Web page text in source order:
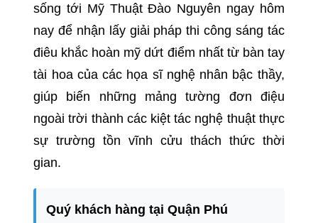
sống tới Mỹ Thuật Đào Nguyên ngay hôm
nay để nhận lấy giải pháp thi công sáng tác
điêu khắc hoàn mỹ dứt điểm nhất từ bàn tay
tài hoa của các họa sĩ nghệ nhân bậc thầy,
giúp biến những mảng tường đơn điệu
ngoài trời thành các kiệt tác nghệ thuật thực
sự trường tồn vĩnh cửu thách thức thời
gian.
Quý khách hàng tại Quận Phú